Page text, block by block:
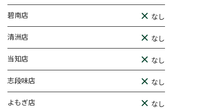
碧南店 なし
清洲店 なし
当知店 なし
志段味店 なし
よもぎ店 なし